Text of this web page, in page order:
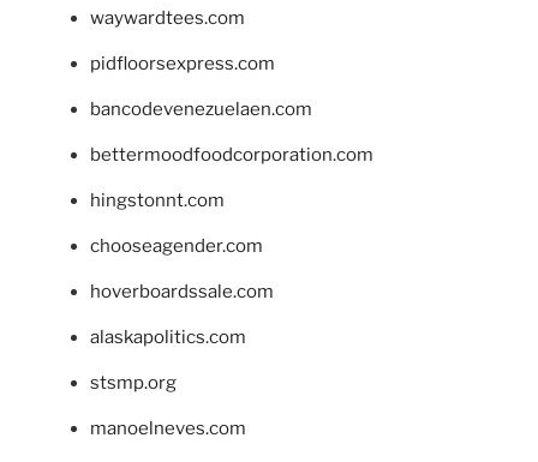
waywardtees.com
pidfloorsexpress.com
bancodevenezuelaen.com
bettermoodfoodcorporation.com
hingstonnt.com
chooseagender.com
hoverboardssale.com
alaskapolitics.com
stsmp.org
manoelneves.com